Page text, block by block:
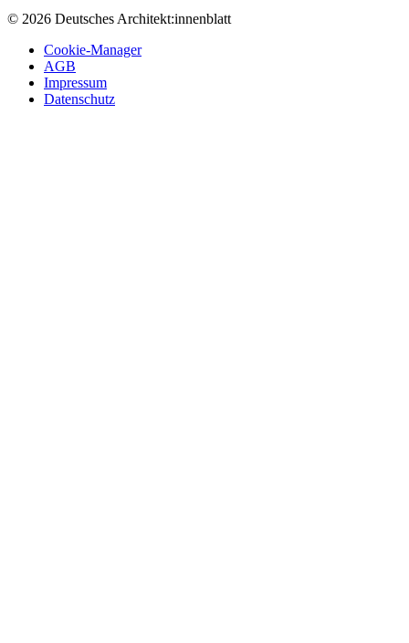
© 2026 Deutsches Architekt:innenblatt
Cookie-Manager
AGB
Impressum
Datenschutz